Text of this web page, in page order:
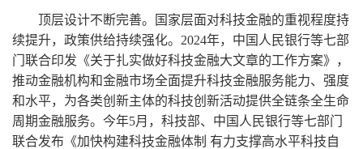
顶层设计不断完善。国家层面对科技金融的重视程度持
续提升，政策供给持续强化。 2024年，中国人民银行等七部
门联合印发《关于扎实做好科技金融大文章的工作方案》，
推动金融机构和金融市场全面提升科技金融服务能力、强度
和水平，为各类创新主体的科技创新活动提供全链条全生命
周期金融服务。今年5月，科技部、中国人民银行等七部门
联合发布《加快构建科技金融体制 有力支撑高水平科技自